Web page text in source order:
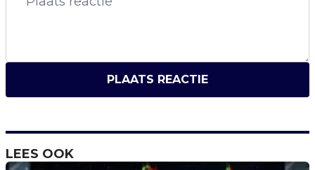
PLAATS REACTIE
LEES OOK